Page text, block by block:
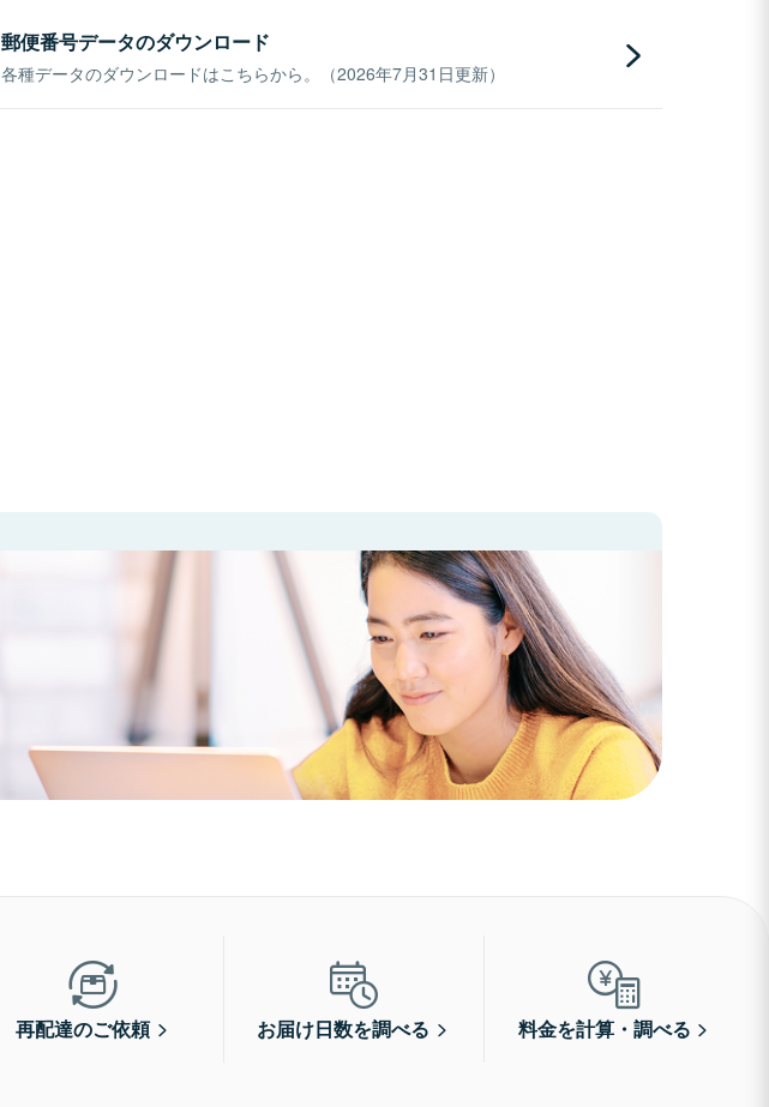
郵便番号データのダウンロード
各種データのダウンロードはこちらから。（2026年7月31日更新）
再配達のご依頼 お届け日数を調べる 料金を計算・調べる